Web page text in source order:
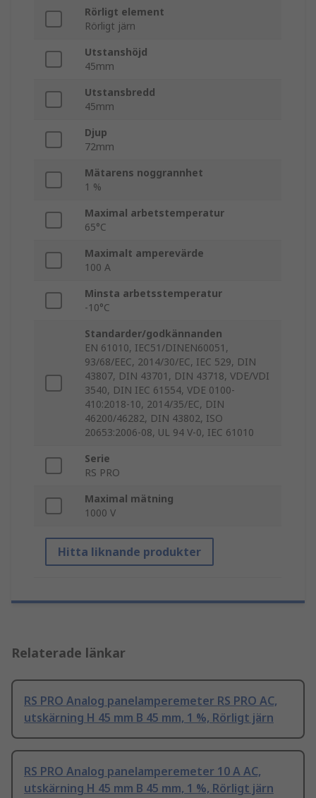
Rörligt element
Rörligt järn
Utstanshöjd
45mm
Utstansbredd
45mm
Djup
72mm
Mätarens noggrannhet
1 %
Maximal arbetstemperatur
65°C
Maximalt amperevärde
100 A
Minsta arbetsstemperatur
-10°C
Standarder/godkännanden
EN 61010, IEC51/DINEN60051,
93/68/EEC, 2014/30/EC, IEC 529, DIN
43807, DIN 43701, DIN 43718, VDE/VDI
3540, DIN IEC 61554, VDE 0100-
410:2018-10, 2014/35/EC, DIN
46200/46282, DIN 43802, ISO
20653:2006-08, UL 94 V-0, IEC 61010
Serie
RS PRO
Maximal mätning
1000 V
Hitta liknande produkter
Relaterade länkar
RS PRO Analog panelamperemeter RS PRO AC,
utskärning H 45 mm B 45 mm, 1 %, Rörligt järn
RS PRO Analog panelamperemeter 10 A AC,
utskärning H 45 mm B 45 mm, 1 %, Rörligt järn